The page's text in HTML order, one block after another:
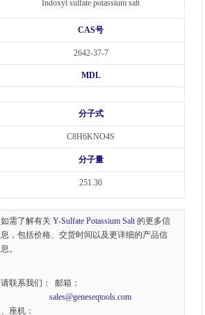
Indoxyl sulfate potassium salt
CAS号
2642-37-7
MDL
分子式
C8H6KNO4S
分子量
251.30
如需了解有关Y-Sulfate Potassium Salt的更多信
息，包括价格、交货时间以及更详细的产品信
息。
请联系我们： 邮箱：
sales@geneseqtools.com
、座机：